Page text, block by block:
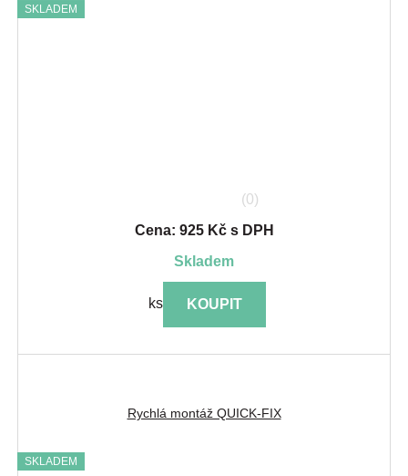
SKLADEM
(0)
Cena: 925 Kč s DPH
skladem
ks KOUPIT
Rychlá montáž QUICK-FIX
SKLADEM